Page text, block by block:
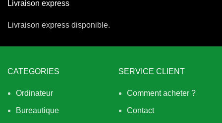
Livraison express
Livraison express disponible.
CATEGORIES
Ordinateur
Bureautique
SERVICE CLIENT
Comment acheter ?
Contact